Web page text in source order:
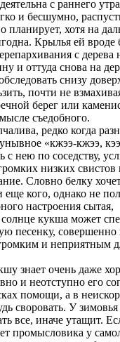
с раннего
и бесшумно,
планирует, хотя на
Крылья ей
с дерева
и оттуда снова на
снизу
почти не
берег или
съедобного.
редко когда
«кжээ-кжээ,
с нею по соседству,
низких свистов
Словно белку
еще кого, однако не
настроения сытая,
кукша может
песенку, совершенно
и неприятным
знает очень даже
и неотступно его
помощи, а в
своровать. У зимовья
все, иначе утащит.
промысловика у